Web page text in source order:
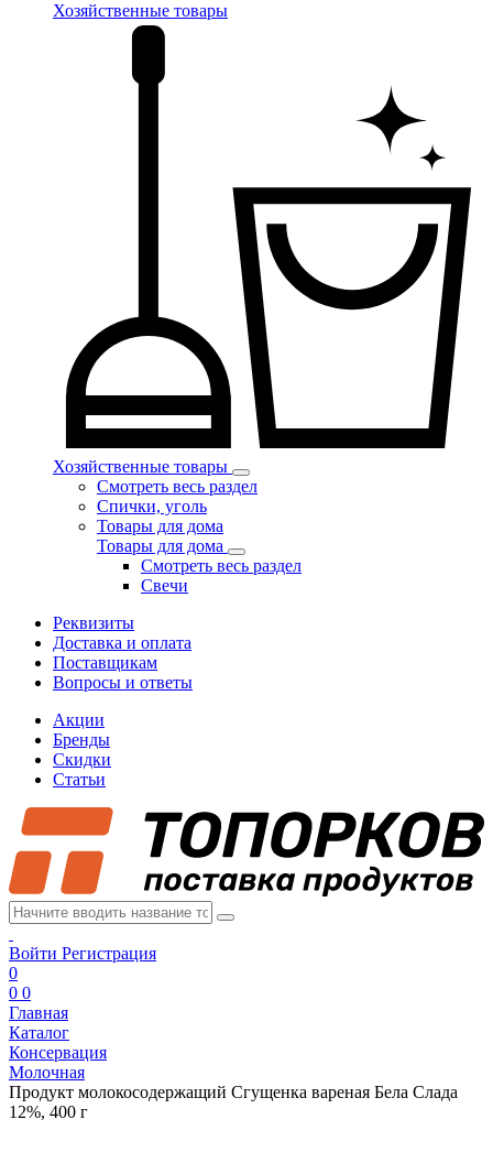
Хозяйственные товары
Хозяйственные товары
Смотреть весь раздел
Спички, уголь
Товары для дома
Товары для дома
Смотреть весь раздел
Свечи
Реквизиты
Доставка и оплата
Поставщикам
Вопросы и ответы
Акции
Бренды
Скидки
Статьи
Войти Регистрация
0
0 0
Главная
Каталог
Консервация
Молочная
Продукт молокосодержащий Сгущенка вареная Бела Слада
12%, 400 г